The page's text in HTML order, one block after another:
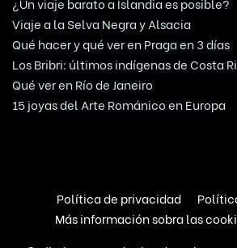
Viaje a la Selva Negra y Alsacia
Qué hacer y qué ver en Praga en 3 días
Los Bribri: últimos indígenas de Costa
Qué ver en Río de Janeiro
15 joyas del Arte Románico en Europa
Política de privacidad
Más información sobra las